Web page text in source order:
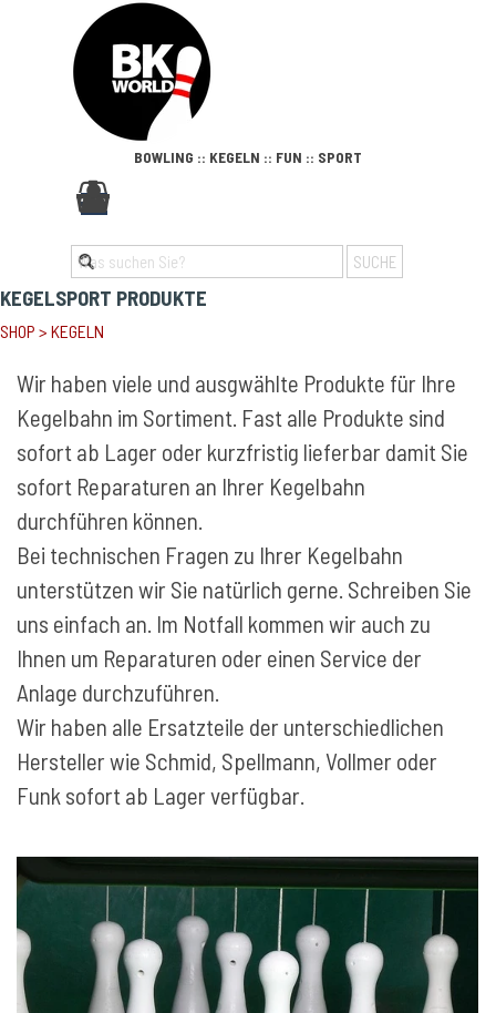
Direkt zum Seiteninhalt
0
SUCHE
Menü überspringen
BOWLING :: KEGELN :: FUN :: SPORT
KEGELSPORT PRODUKTE
SHOP > KEGELN
Wir haben viele und ausgwählte Produkte für Ihre
Kegelbahn im Sortiment. Fast alle Produkte sind
sofort ab Lager oder kurzfristig lieferbar damit Sie
sofort Reparaturen an Ihrer Kegelbahn
durchführen können.
Bei technischen Fragen zu Ihrer Kegelbahn
unterstützen wir Sie natürlich gerne. Schreiben Sie
uns einfach an. Im Notfall kommen wir auch zu
Ihnen um Reparaturen oder einen Service der
Anlage durchzuführen.
Wir haben alle Ersatzteile der unterschiedlichen
Hersteller wie Schmid, Spellmann, Vollmer oder
Funk sofort ab Lager verfügbar.